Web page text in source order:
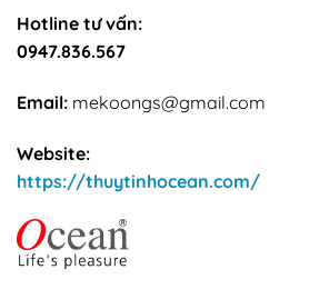
Hotline tư vấn:
0947.836.567
Email: mekoongs@gmail.com
Website:
https://thuytinhocean.com/